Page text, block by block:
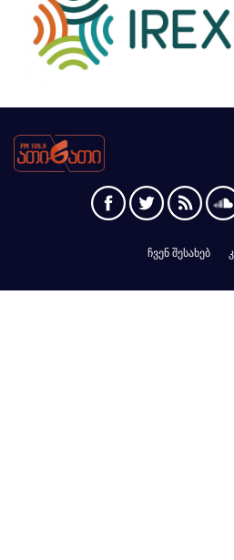
ჩვენ შესახებ